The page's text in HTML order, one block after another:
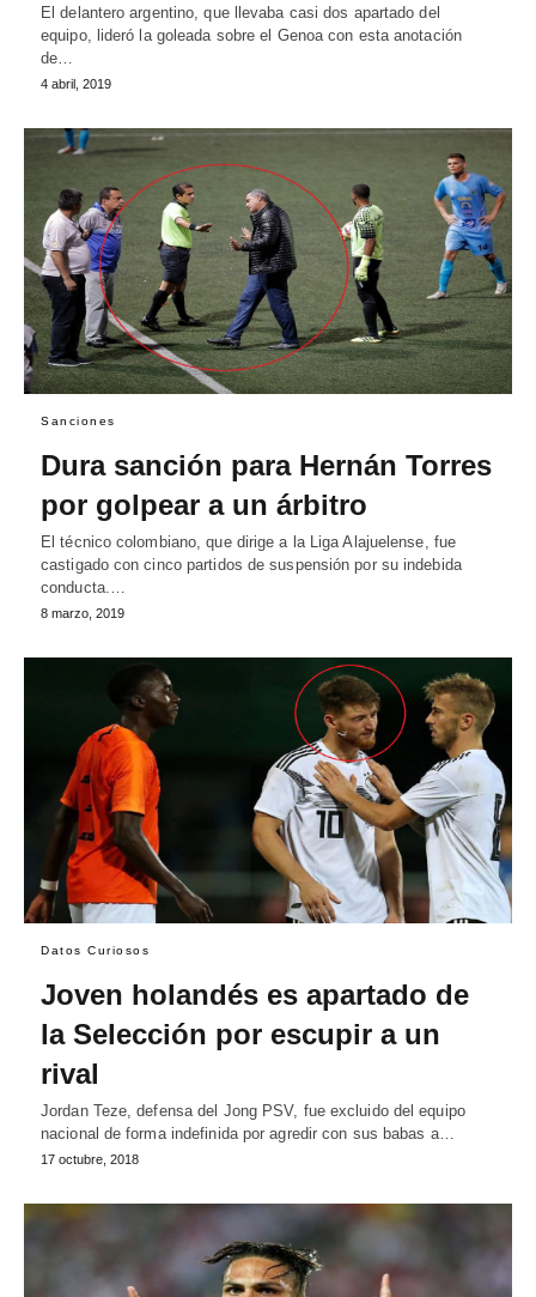
El delantero argentino, que llevaba casi dos apartado del
equipo, lideró la goleada sobre el Genoa con esta anotación
de…
4 abril, 2019
Sanciones
Dura sanción para Hernán Torres
por golpear a un árbitro
El técnico colombiano, que dirige a la Liga Alajuelense, fue
castigado con cinco partidos de suspensión por su indebida
conducta.…
8 marzo, 2019
Datos Curiosos
Joven holandés es apartado de
la Selección por escupir a un
rival
Jordan Teze, defensa del Jong PSV, fue excluido del equipo
nacional de forma indefinida por agredir con sus babas a…
17 octubre, 2018